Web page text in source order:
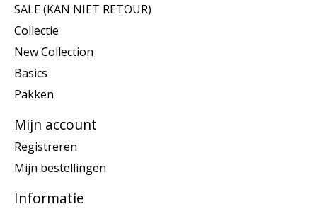
SALE (KAN NIET RETOUR)
Collectie
New Collection
Basics
Pakken
Mijn account
Registreren
Mijn bestellingen
Informatie